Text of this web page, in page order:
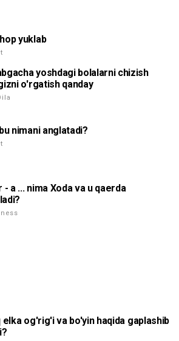
yuklab
yoshdagi bolalarni chizish
o'rgatish qanday
nimani anglatadi?
- a ... nima Xoda va u qaerda
elka og'rig'i va bo'yin haqida gaplashib